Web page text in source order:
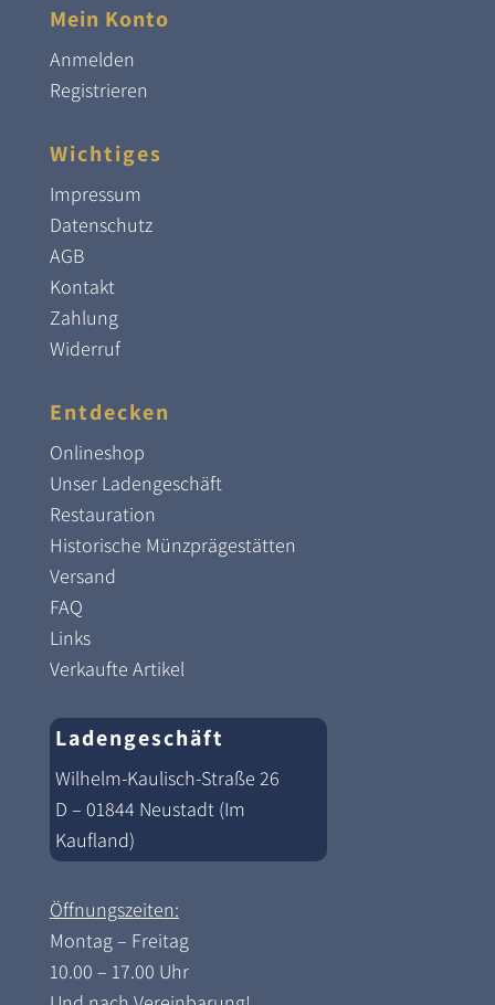
Mein Konto
Anmelden
Registrieren
Wichtiges
Impressum
Datenschutz
AGB
Kontakt
Zahlung
Widerruf
Entdecken
Onlineshop
Unser Ladengeschäft
Restauration
Historische Münzprägestätten
Versand
FAQ
Links
Verkaufte Artikel
Ladengeschäft
Wilhelm-Kaulisch-Straße 26
D – 01844 Neustadt (Im
Kaufland)
Öffnungszeiten:
Montag – Freitag
10.00 – 17.00 Uhr